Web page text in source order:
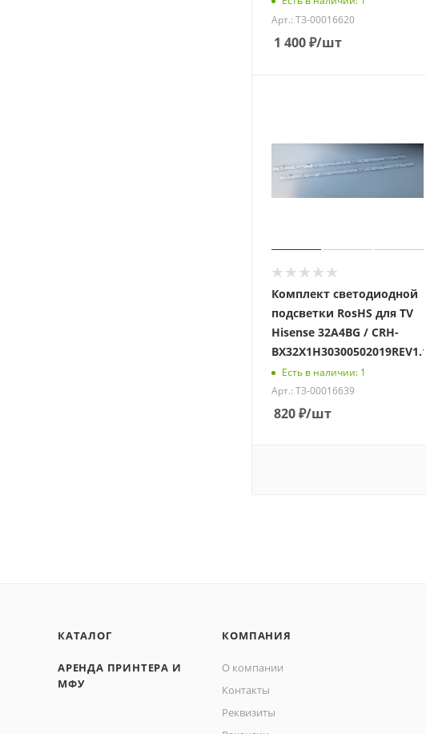
Арт.: ТЗ-00016620
1 400₽/шт
Комплект светодиодной
подсветки RosHS для TV
Hisense 32A4BG / CRH-
BX32X1H30300502019REV1.1
Есть в наличии: 1
Арт.: ТЗ-00016639
820₽/шт
КАТАЛОГ
АРЕНДА ПРИНТЕРА И
МФУ
КОМПАНИЯ
О компании
Контакты
Реквизиты